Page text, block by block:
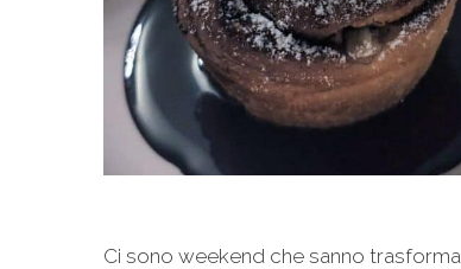
Ci sono weekend che sanno